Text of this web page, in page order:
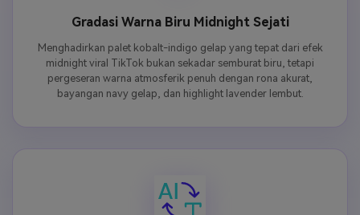
Gradasi Warna Biru Midnight Sejati
Menghadirkan palet kobalt-indigo gelap yang tepat dari efek
midnight viral TikTok bukan sekadar semburat biru, tetapi
pergeseran warna atmosferik penuh dengan rona akurat,
bayangan navy gelap, dan highlight lavender lembut.